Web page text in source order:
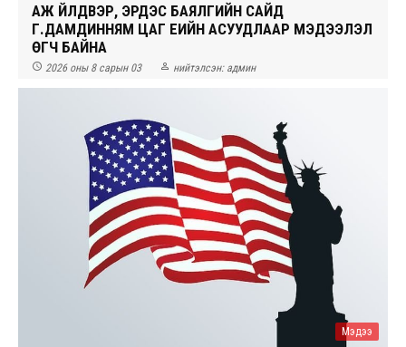
АЖ ҮЙЛДВЭР, ЭРДЭС БАЯЛГИЙН САЙД
Г.ДАМДИННЯМ ЦАГ ҮЕИЙН АСУУДЛААР МЭДЭЭЛЭЛ
ӨГЧ БАЙНА
 2026 оны 8 сарын 03  нийтэлсэн: админ
Мэдээ